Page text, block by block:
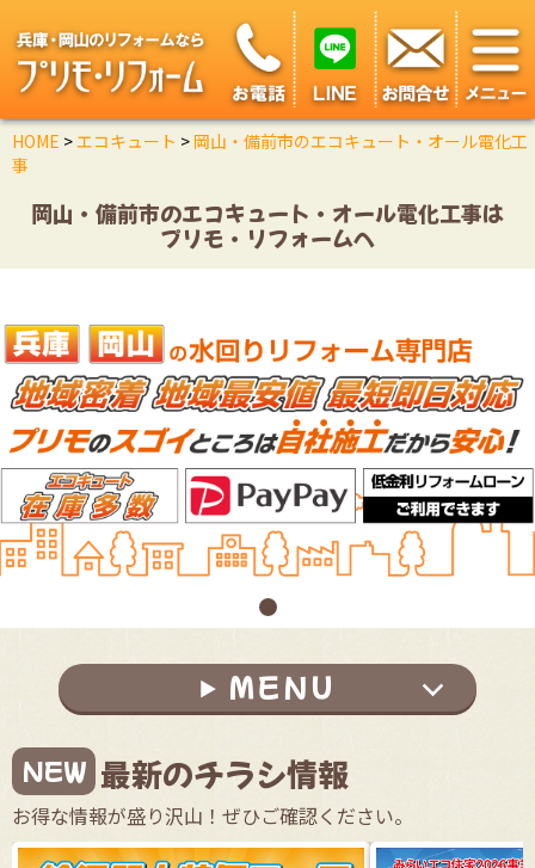
HOME >エコキュート > 岡山・備前市のエコキュート・オール電化工
事
岡山・備前市のエコキュート・オール電化工事は
プリモ・リフォームへ
ＭＥＮＵ
NEW 最新のチラシ情報
お得な情報が盛り沢山！ぜひご確認ください。